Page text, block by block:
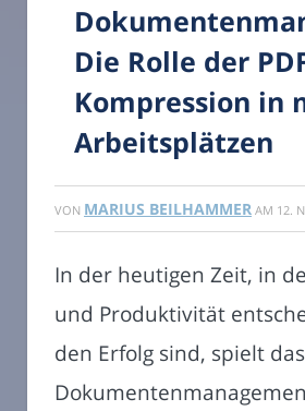
Die Rolle der
Kompression in
Arbeitsplätzen
VON MARIUS BEILHAMMER AM 12.
In der heutigen Zeit, in
und Produktivität
den Erfolg sind, spielt das